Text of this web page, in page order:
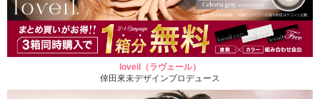
loveil（ラヴェール）
倖田來未デザインプロデュース